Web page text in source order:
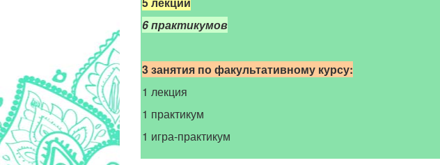
6 практикумов
3 занятия по факультативному курсу:
1 лекция
1 практикум
1 игра-практикум